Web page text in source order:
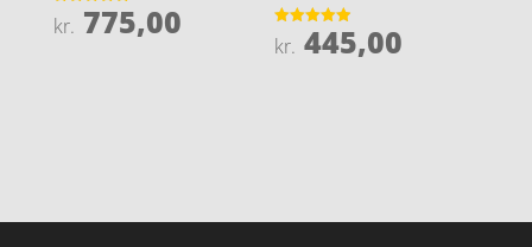
Vurderet
4.9
kr. 775,00
Vurderet
4.9
kr. 445,00